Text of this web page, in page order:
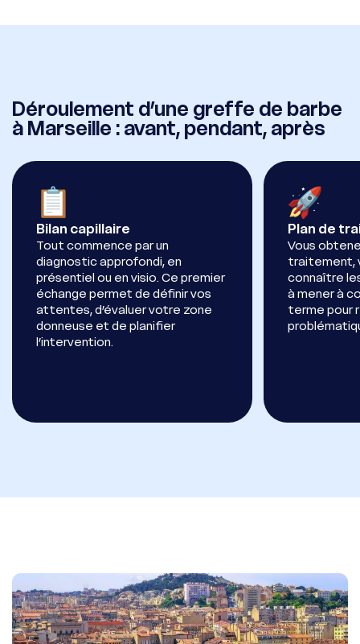
Déroulement d’une greffe de barbe
à Marseille : avant, pendant, après
Bilan capillaire
Tout commence par un
diagnostic approfondi, en
présentiel ou en visio. Ce premier
échange permet de définir vos
attentes, d’évaluer votre zone
donneuse et de planifier
l’intervention.
Plan de
Vous
traitement,
connaître
à mener à
terme pour